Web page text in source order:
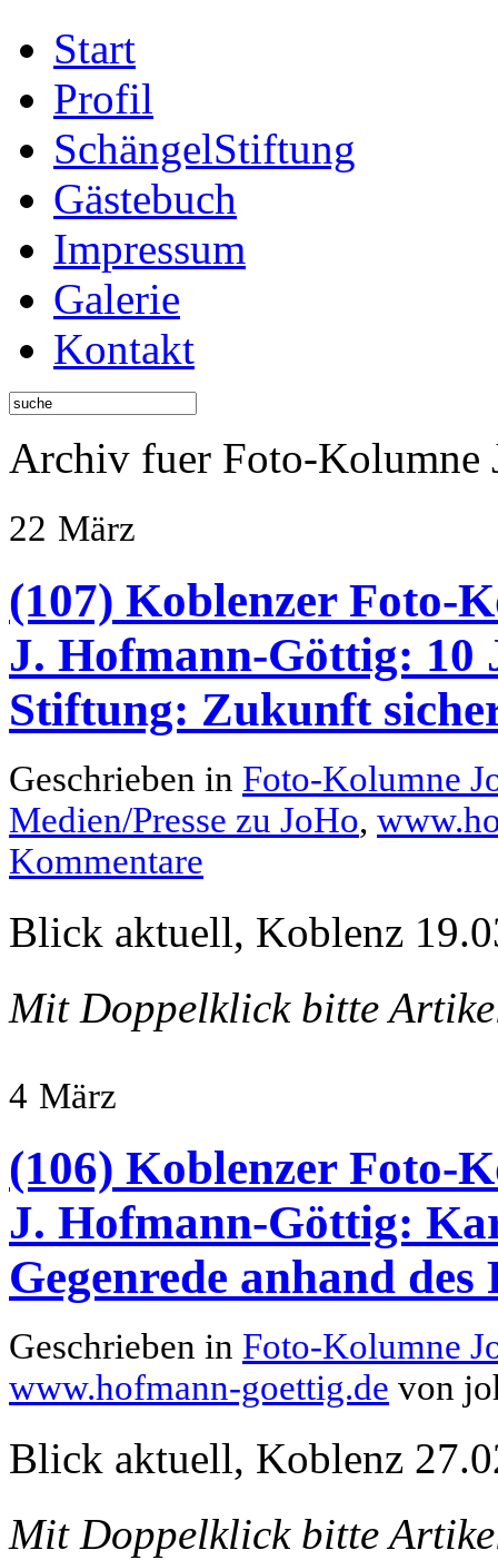
Start
Profil
SchängelStiftung
Gästebuch
Impressum
Galerie
Kontakt
Archiv fuer Foto-Kolumne
22 März
(107) Koblenzer Foto-
J. Hofmann-Göttig: 10
Stiftung: Zukunft
Geschrieben in Foto-Kolumne
Medien/Presse zu JoHo,
Kommentare
Blick aktuell, Koblenz
Mit Doppelklick bitte
4 März
(106) Koblenzer Foto-
J. Hofmann-Göttig:
Gegenrede anhand des
Geschrieben in Foto-Kolumne
www.hofmann-goettig.de von
Blick aktuell, Koblenz
Mit Doppelklick bitte